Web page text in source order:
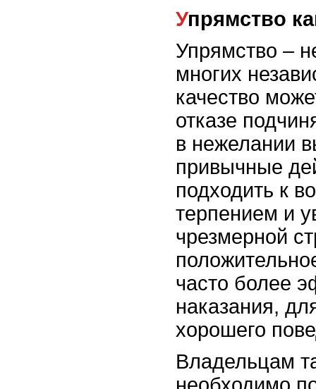
Упрямство
Упрямство –
многих
качество
отказе
в нежелании
привычные
подходить к
терпением и
чрезмерной
часто более
наказания,
хорошего
Владельцам